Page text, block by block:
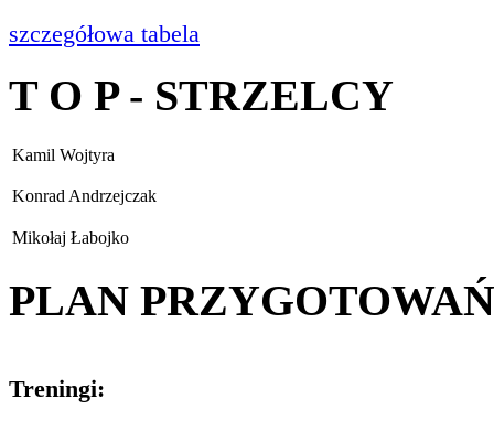
szczegółowa tabela
T O P - STRZELCY
Kamil Wojtyra
Konrad Andrzejczak
Mikołaj Łabojko
PLAN PRZYGOTOWAŃ
Treningi: